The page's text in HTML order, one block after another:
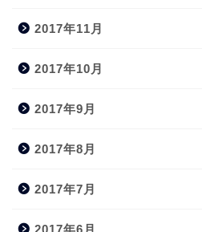
2017年11月
2017年10月
2017年9月
2017年8月
2017年7月